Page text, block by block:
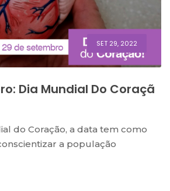
SET 29, 2022
Dia Mundial Do Coraçã
do Coração, a data tem como
a população